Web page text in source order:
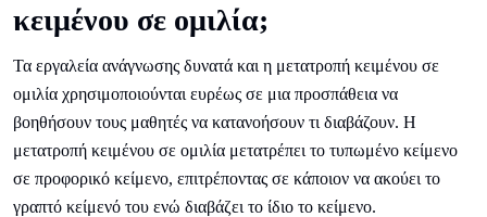
κειμένου σε ομιλία;
Τα εργαλεία ανάγνωσης δυνατά και η μετατροπή κειμένου σε
ομιλία χρησιμοποιούνται ευρέως σε μια προσπάθεια να
βοηθήσουν τους μαθητές να κατανοήσουν τι διαβάζουν. Η
μετατροπή κειμένου σε ομιλία μετατρέπει το τυπωμένο κείμενο
σε προφορικό κείμενο, επιτρέποντας σε κάποιον να ακούει το
γραπτό κείμενό του ενώ διαβάζει το ίδιο το κείμενο.